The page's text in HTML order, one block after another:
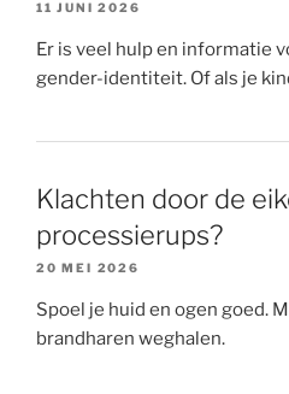
11 JUNI 2026
Er is veel hulp en informatie
gender-identiteit. Of als je
Klachten door de
processierups?
20 MEI 2026
Spoel je huid en ogen goed.
brandharen weghalen.